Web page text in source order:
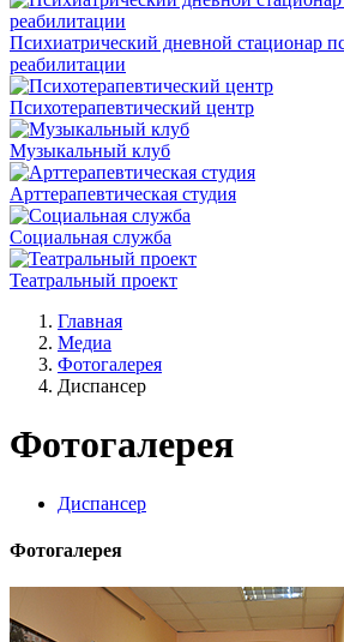
Психиатрический дневной стационар
реабилитации
Психотерапевтический центр
Музыкальный клуб
Арттерапевтическая студия
Социальная служба
Театральный проект
Главная
Медиа
Фотогалерея
Диспансер
Фотогалерея
Диспансер
Фотогалерея